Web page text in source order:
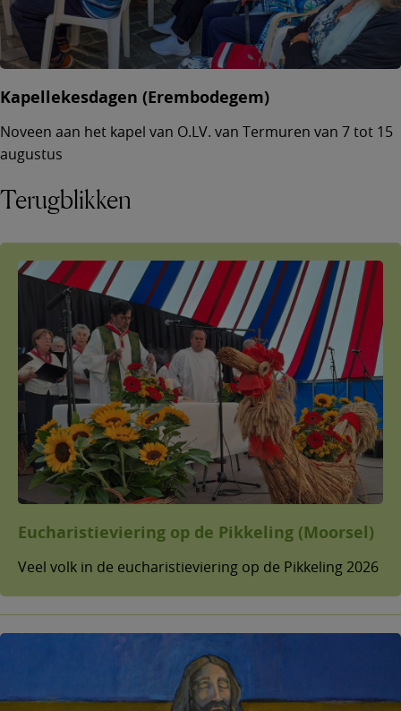
Kapellekesdagen (Erembodegem)
Noveen aan het kapel van O.LV. van Termuren van 7 tot 15
augustus
Terugblikken
Eucharistieviering op de Pikkeling (Moorsel)
Veel volk in de eucharistieviering op de Pikkeling 2026